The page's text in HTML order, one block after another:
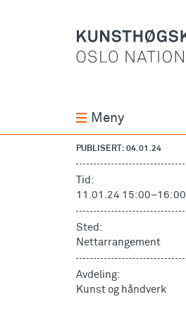
Meny
PUBLISERT: 04.01.24
Tid:
11.01.24 15:00–16:00
Sted:
Nettarrangement
Avdeling:
Kunst og håndverk